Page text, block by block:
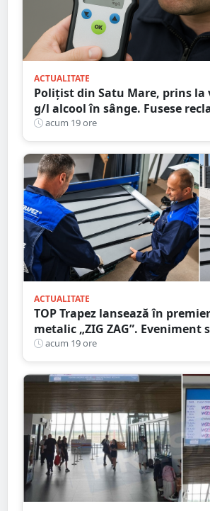
ACTUALITATE
Polițist din Satu Mare, prins la
g/l alcool în sânge. Fusese
că circula pe contrasens
acum 19 ore
ACTUALITATE
TOP Trapez lansează în
metalic „ZIG ZAG”. Eveniment
în Grădina Romei
acum 19 ore